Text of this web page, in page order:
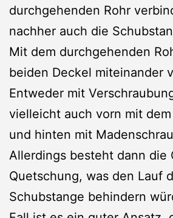
durchgehenden Rohr
nachher auch die
Mit dem durchgehenden
beiden Deckel miteinander
Entweder mit
vielleicht auch vorn mit
und hinten mit
Allerdings besteht dann die
Quetschung, was den Lauf
Schubstange behindern